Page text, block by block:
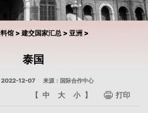
馆 > 建交国家汇总 > 亚洲 >
泰国
2022-12-07 来源：国际合作中心
【 中 大 小 】 打印